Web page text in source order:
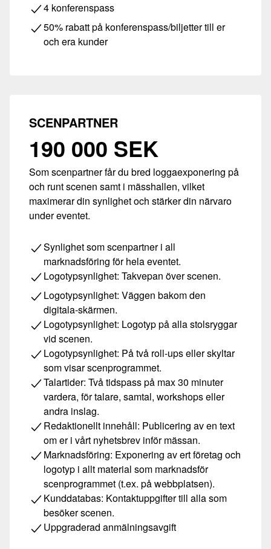
4 konferenspass
50% rabatt på konferenspass/biljetter till er
och era kunder
SCENPARTNER
190 000 SEK
Som scenpartner får du bred loggaexponering på
och runt scenen samt i mässhallen, vilket
maximerar din synlighet och stärker din närvaro
under eventet.
Synlighet som scenpartner i all
marknadsföring för hela eventet.
Logotypsynlighet: Takvepan över scenen.
Logotypsynlighet: Väggen bakom den
digitala-skärmen.
Logotypsynlighet: Logotyp på alla stolsryggar
vid scenen.
Logotypsynlighet: På två roll-ups eller skyltar
som visar scenprogrammet.
Talartider: Två tidspass på max 30 minuter
vardera, för talare, samtal, workshops eller
andra inslag.
Redaktionellt innehåll: Publicering av en text
om er i vårt nyhetsbrev inför mässan.
Marknadsföring: Exponering av ert företag och
logotyp i allt material som marknadsför
scenprogrammet (t.ex. på webbplatsen).
Kunddatabas: Kontaktuppgifter till alla som
besöker scenen.
Uppgraderad anmälningsavgift